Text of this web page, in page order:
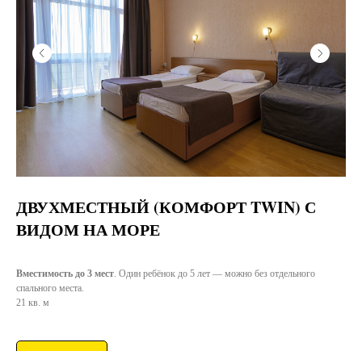
ДВУХМЕСТНЫЙ (КОМФОРТ TWIN) С
ВИДОМ НА МОРЕ
Вместимость до 3 мест. Один ребёнок до 5 лет — можно без отдельного
спального места.
21 кв. м